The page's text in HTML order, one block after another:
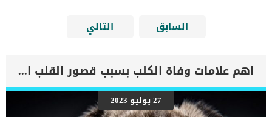
السابق التالي
اهم علامات وفاة الكلب بسبب قصور القلب الاحتقانى
27 يوليو 2023